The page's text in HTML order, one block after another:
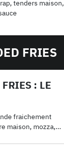
tenders maison,
FRIES
FRIES : LE
fraichement
maison, mozza,